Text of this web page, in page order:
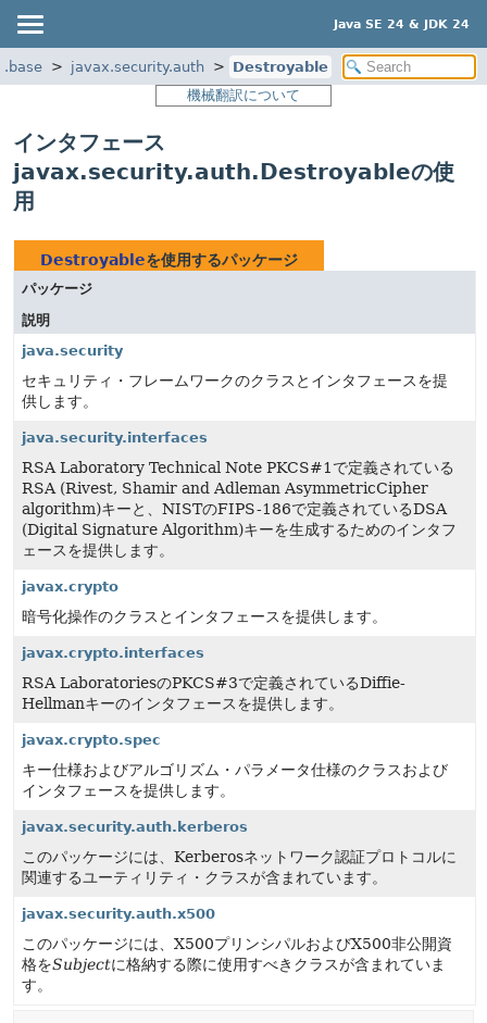
Java SE 24 & JDK 24
javax.security.auth
Destroyable
機械翻訳について
インタフェース
javax.security.auth.Destroyableの使
用
Destroyableを使用するパッケージ
パッケージ
説明
java.security
セキュリティ・フレームワークのクラスとインタフェースを提
供します。
java.security.interfaces
RSA Laboratory Technical Note PKCS#1で定義されている
RSA (Rivest, Shamir and Adleman AsymmetricCipher
algorithm)キーと、NISTのFIPS-186で定義されているDSA
(Digital Signature Algorithm)キーを生成するためのインタフ
ェースを提供します。
javax.crypto
暗号化操作のクラスとインタフェースを提供します。
javax.crypto.interfaces
RSA LaboratoriesのPKCS#3で定義されているDiffie-
Hellmanキーのインタフェースを提供します。
javax.crypto.spec
キー仕様およびアルゴリズム・パラメータ仕様のクラスおよび
インタフェースを提供します。
javax.security.auth.kerberos
このパッケージには、Kerberosネットワーク認証プロトコルに
関連するユーティリティ・クラスが含まれています。
javax.security.auth.x500
このパッケージには、X500プリンシパルおよびX500非公開資
格をSubjectに格納する際に使用すべきクラスが含まれていま
す。